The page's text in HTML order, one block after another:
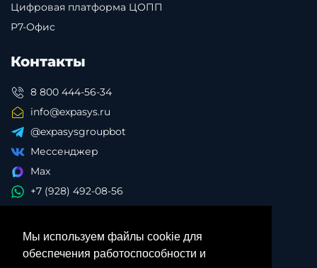
Мы используем файлы cookie для
обеспечения работоспособности и
Цифровая платформа ЦОПП
Р7-Офис
Контакты
8 800 444-56-34
info@expasys.ru
@expasysgroupbot
Мессенджер
Max
+7 (928) 492-08-56